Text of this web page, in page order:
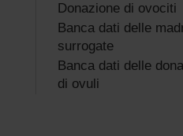
Donazione di ovociti
Banca dati delle
surrogate
Banca dati delle
di ovuli